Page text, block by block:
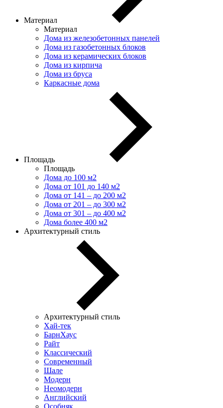
Материал
Материал
Дома из железобетонных панелей
Дома из газобетонных блоков
Дома из керамических блоков
Дома из кирпича
Дома из бруса
Каркасные дома
Площадь
Площадь
Дома до 100 м2
Дома от 101 до 140 м2
Дома от 141 – до 200 м2
Дома от 201 – до 300 м2
Дома от 301 – до 400 м2
Дома более 400 м2
Архитектурный стиль
Архитектурный стиль
Хай-тек
БарнХаус
Райт
Классический
Современный
Шале
Модерн
Неомодерн
Английский
Особняк